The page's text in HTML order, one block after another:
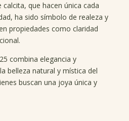
que hacen única cada
ha sido símbolo de realeza y
propiedades como claridad
combina elegancia y
belleza natural y mística del
buscan una joya única y